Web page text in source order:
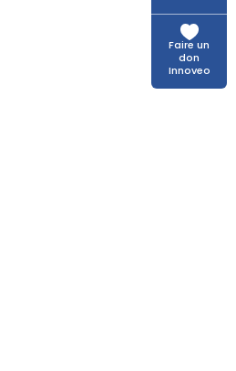
Faire un
don
Innoveo